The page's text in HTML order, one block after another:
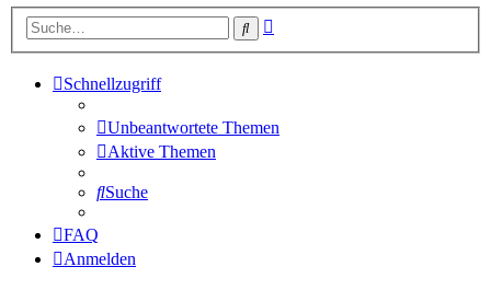
Suche
Schnellzugriff
Unbeantwortete Themen
Aktive Themen
Suche
FAQ
Anmelden